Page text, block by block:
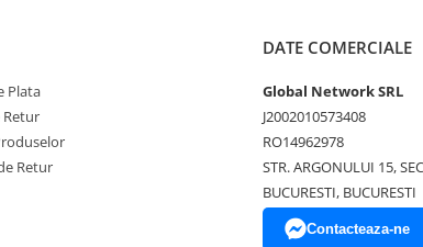
Plata
Retur
Retur
DATE COMERCIALE
Global Network SRL
J2002010573408
RO14962978
STR. ARGONULUI 15,
BUCURESTI, BUCURESTI
Contacteaza-ne